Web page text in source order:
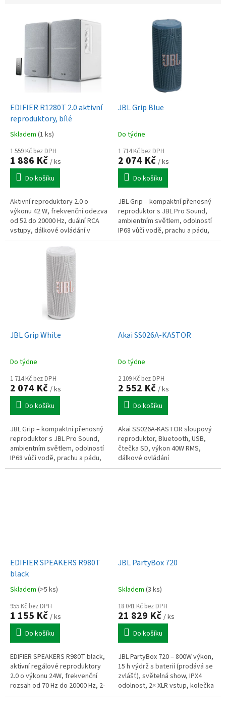
EDIFIER R1280T 2.0 aktivní
reproduktory, bílé
Skladem (1 ks)
1 559 Kč bez DPH
1 886 Kč / ks
Do košíku
Aktivní reproduktory 2.0 o
výkonu 42 W, frekvenční odezva
od 52 do 20000 Hz, duální RCA
vstupy, dálkové ovládání v
balení
JBL Grip Blue
Do týdne
1 714 Kč bez DPH
2 074 Kč / ks
Do košíku
JBL Grip – kompaktní přenosný
reproduktor s JBL Pro Sound,
ambientním světlem, odolností
IP68 vůči vodě, prachu a pádu,
výdrží až 14 h s Playtime Boost,
JBL Grip White
Do týdne
1 714 Kč bez DPH
2 074 Kč / ks
Do košíku
JBL Grip – kompaktní přenosný
reproduktor s JBL Pro Sound,
ambientním světlem, odolností
IP68 vůči vodě, prachu a pádu,
výdrží až 14 h s Playtime Boost,
Akai SS026A-KASTOR
Do týdne
2 109 Kč bez DPH
2 552 Kč / ks
Do košíku
Akai SS026A-KASTOR sloupový
reproduktor, Bluetooth, USB,
čtečka SD, výkon 40W RMS,
dálkové ovládání
EDIFIER SPEAKERS R980T
black
Skladem (>5 ks)
955 Kč bez DPH
1 155 Kč / ks
Do košíku
EDIFIER SPEAKERS R980T black,
aktivní regálové reproduktory
2.0 o výkonu 24W, frekvenční
rozsah od 70 Hz do 20000 Hz, 2-
pásmové, citlivost 85 dB/mW,
JBL PartyBox 720
Skladem (3 ks)
18 041 Kč bez DPH
21 829 Kč / ks
Do košíku
JBL PartyBox 720 – 800W výkon,
15 h výdrž s baterií (prodává se
zvlášť), světelná show, IPX4
odolnost, 2× XLR vstup, kolečka
+ madlo pro přenos, stereo